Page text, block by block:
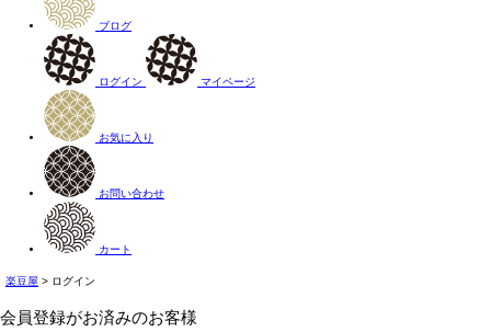
ブログ
ログイン マイページ
お気に入り
お問い合わせ
カート
楽豆屋 ログイン
会員登録がお済みのお客様